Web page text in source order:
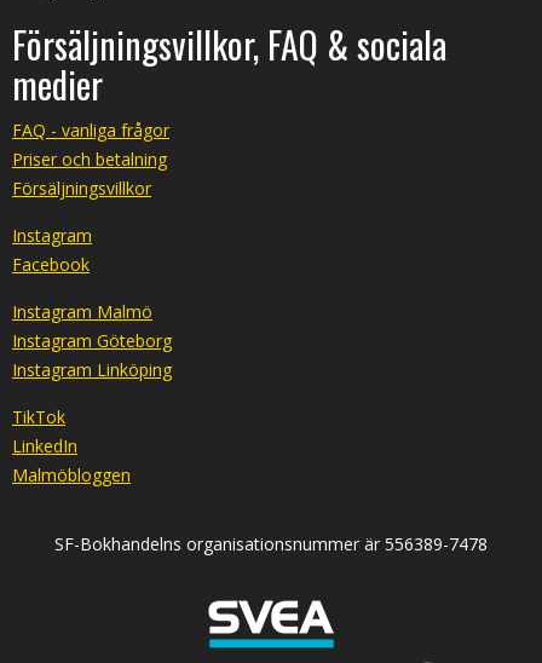
Försäljningsvillkor, FAQ & sociala
medier
FAQ - vanliga frågor
Priser och betalning
Försäljningsvillkor
Instagram
Facebook
Instagram Malmö
Instagram Göteborg
Instagram Linköping
TikTok
LinkedIn
Malmöbloggen
SF-Bokhandelns organisationsnummer är 556389-7478